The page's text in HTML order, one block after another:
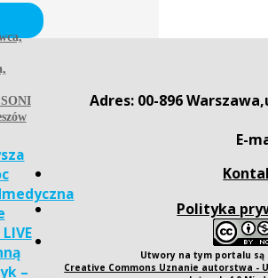
–
Adres: 00-896
E-
Polityka
Utwory na tym portalu są
Creative Commons Uznanie autorstwa -